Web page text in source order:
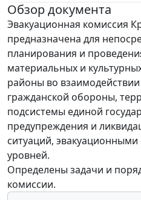
Обзор документа
Эвакуационная комиссия
предназначена для
планирования и
материальных и
районы во
гражданской обороны,
подсистемы единой
предупреждения и
ситуаций, эвакуационными
уровней.
Определены задачи и
комиссии.